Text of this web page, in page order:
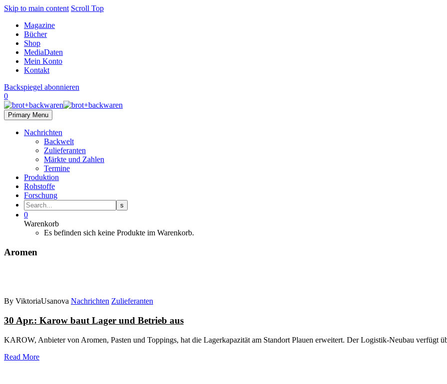
Skip to main content Scroll Top
Magazine
Bücher
Shop
MediaDaten
Mein Konto
Kontakt
Backspiegel abonnieren
0
Primary Menu
Nachrichten
Backwelt
Zulieferanten
Märkte und Zahlen
Termine
Produktion
Rohstoffe
Forschung
0
Warenkorb
Es befinden sich keine Produkte im Warenkorb.
Aromen
By ViktoriaUsanova Nachrichten Zulieferanten
30 Apr.: Karow baut Lager und Betrieb aus
KAROW, Anbieter von Aromen, Pasten und Toppings, hat die Lagerkapazität am Standort Plauen erweitert. Der Logistik-Neubau verfügt
Read More